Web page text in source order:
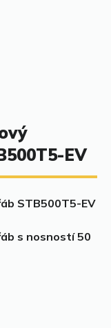
EV
STB500T5-EV
s nosností 50